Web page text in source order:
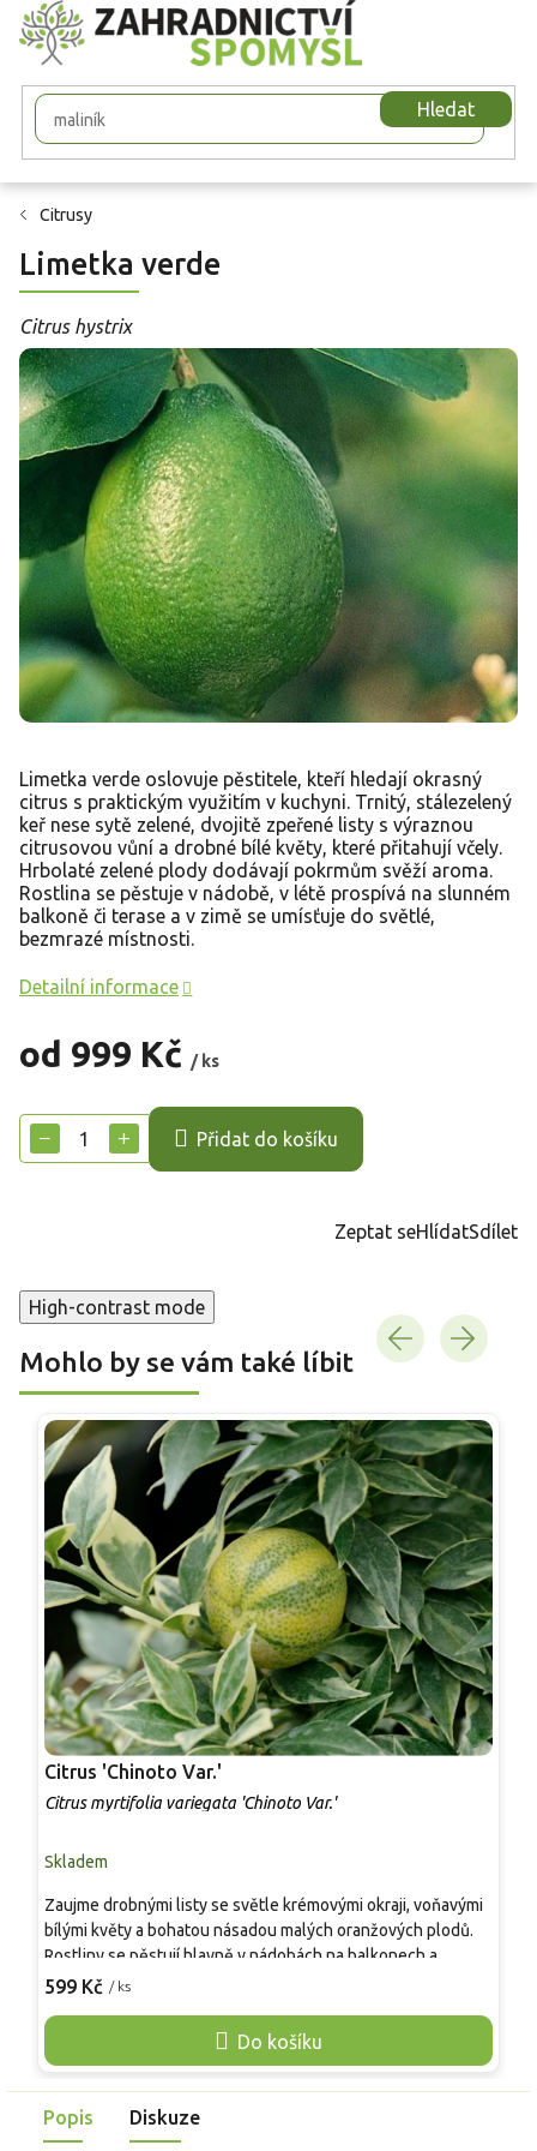
Přejít
na
obsah
Hledat
Citrusy
Limetka verde
Citrus hystrix
od 999 Kč / ks
cena:
+
− Přidat do košíku
Limetka verde oslovuje pěstitele, kteří hledají okrasný
citrus s praktickým využitím v kuchyni. Trnitý, stálezelený
keř nese sytě zelené, dvojitě zpeřené listy s výraznou
citrusovou vůní a drobné bílé květy, které přitahují včely.
Hrbolaté zelené plody dodávají pokrmům svěží aroma.
Rostlina se pěstuje v nádobě, v létě prospívá na slunném
balkoně či terase a v zimě se umísťuje do světlé,
bezmrazé místnosti.
Detailní informace
Zeptat seHlídatSdílet
High-contrast mode
Mohlo by se vám také líbit
Citrus 'Chinoto Var.'
Citrus myrtifolia variegata 'Chinoto Var.'
Skladem
599 Kč / ks
Do košíku
Zaujme drobnými listy se světle krémovými okraji, voňavými
bílými květy a bohatou násadou malých oranžových plodů.
Rostliny se pěstují hlavně v nádobách na balkonech a
terasách, kde tvoří kompaktní, málo trnitý keřík vhodný i do
hořkokyselou chutí se používají do marmelád, likérů a
domácích limonád, ocení je milovníci netradičních citrusů.
Popis Diskuze